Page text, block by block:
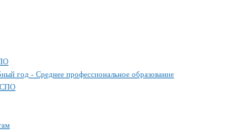
год - Среднее профессиональное образование
СПО